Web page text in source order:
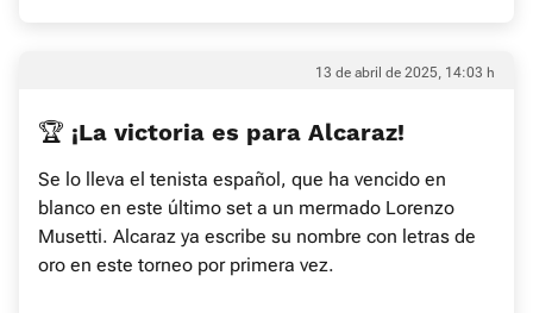
13 de abril de 2025, 14:03 h
🏆 ¡La victoria es para Alcaraz!
Se lo lleva el tenista español, que ha vencido en
blanco en este último set a un mermado Lorenzo
Musetti. Alcaraz ya escribe su nombre con letras de
oro en este torneo por primera vez.